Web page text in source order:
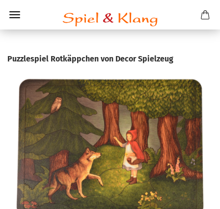
Puz­zle­spiel Rot­käpp­chen von Decor Spiel­zeug